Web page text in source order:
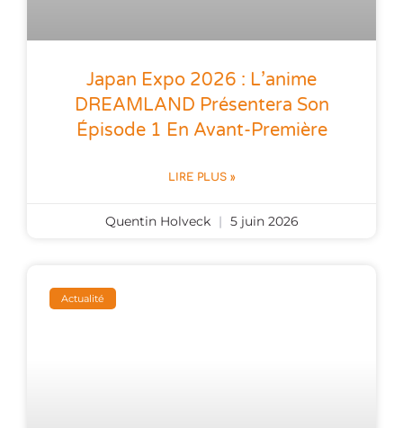
Japan Expo 2026 : L’anime
DREAMLAND Présentera Son
Épisode 1 En Avant-Première
LIRE PLUS »
Quentin Holveck 5 juin 2026
Actualité